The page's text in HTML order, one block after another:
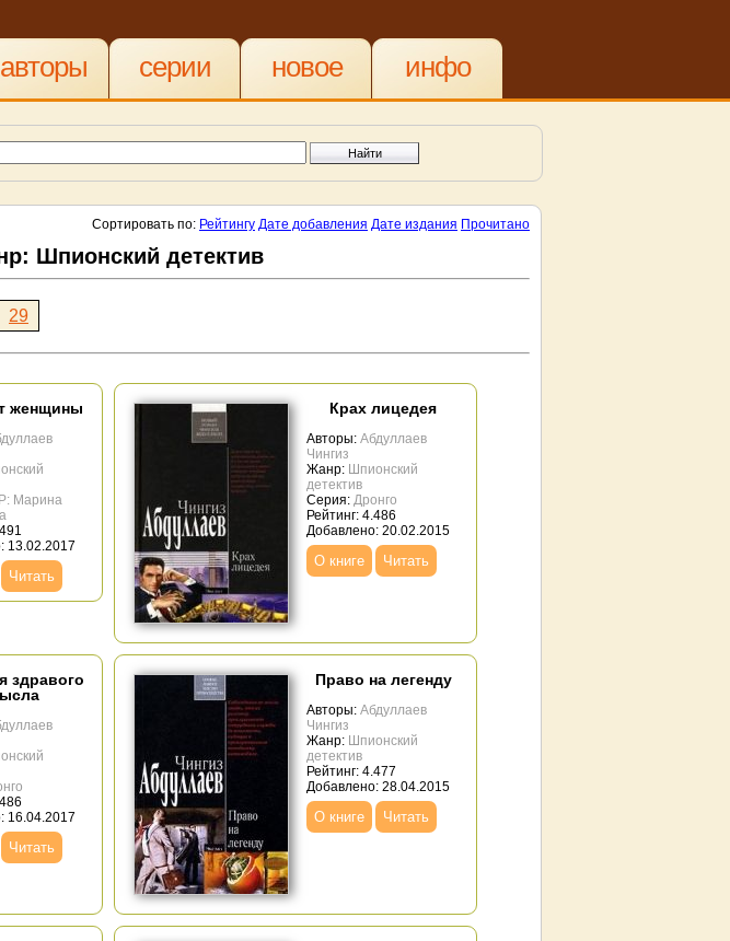
авторы серии новое инфо
Сортировать по: Рейтингу Дате добавления Дате издания Прочитано
Шпионский детектив
29
женщины
Марина
13.02.2017
Читать
Крах лицедея
Авторы: Абдуллаев
Чингиз
Жанр: Шпионский
детектив
Серия: Дронго
Рейтинг: 4.486
Добавлено: 20.02.2015
О книге Читать
здравого
16.04.2017
Читать
Право на легенду
Авторы: Абдуллаев
Чингиз
Жанр: Шпионский
детектив
Рейтинг: 4.477
Добавлено: 28.04.2015
О книге Читать